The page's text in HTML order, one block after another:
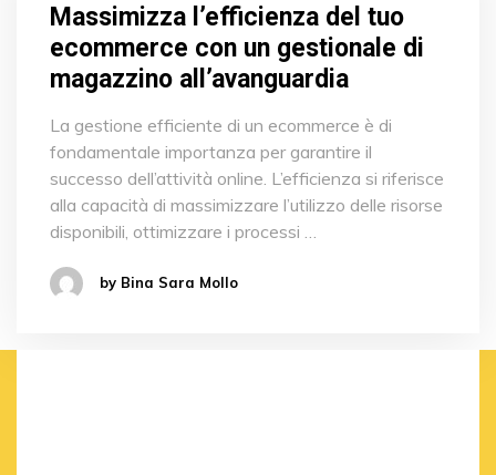
Massimizza l’efficienza del tuo
ecommerce con un gestionale di
magazzino all’avanguardia
La gestione efficiente di un ecommerce è di
fondamentale importanza per garantire il
successo dell’attività online. L’efficienza si riferisce
alla capacità di massimizzare l’utilizzo delle risorse
disponibili, ottimizzare i processi …
by Bina Sara Mollo